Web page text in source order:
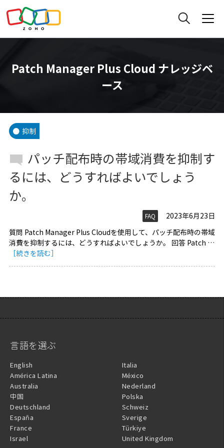
Patch Manager Plus Cloud ナレッジベ
ース
抑制
パッチ配布時の帯域消費を抑制す
るには、どうすればよいでしょう
か。
FAQ
2023年6月23日
質問 Patch Manager Plus Cloudを使用して、パッチ配布時の帯域
消費を抑制するには、どうすればよいでしょうか。 回答 Patch …
［続きを読む］
言語を選ぶ
English
América Latina
Australia
中国
Deutschland
España
France
Israel
Italia
México
Nederland
Polska
Schweiz
Sverige
Türkiye
United Kingdom